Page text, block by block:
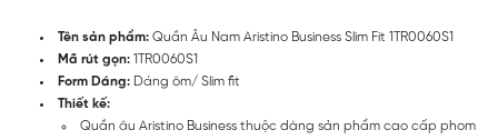
Tên sản phẩm: Quần Âu Nam Aristino Business Slim Fit 1TR0060S1
Mã rút gọn: 1TR0060S1
Form Dáng: Dáng ôm/ Slim fit
Thiết kế:
Quần âu Aristino Business thuộc dàng sản phẩm cao cấp phom